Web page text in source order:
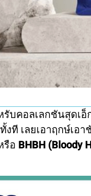
รับคอลเลกชันสุดเ
ที เลยเอาฤกษ์เอ
รือ BHBH (Bloody